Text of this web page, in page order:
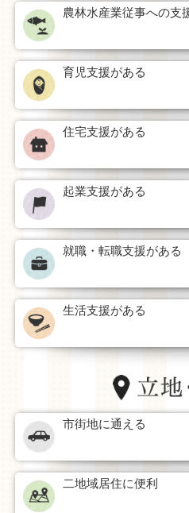
農林水産業従事への支
育児支援がある
住宅支援がある
起業支援がある
就職・転職支援がある
生活支援がある
市街地に通える
二地域居住に便利